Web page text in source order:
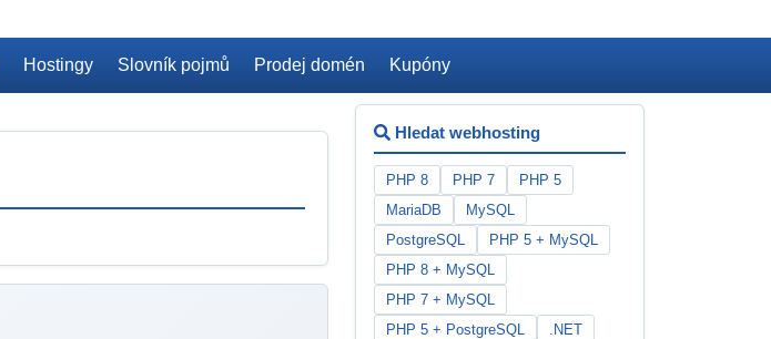
Hostingy Slovník pojmů Prodej domén Kupóny
Hledat webhosting
PHP 8 PHP 7
PHP 5
MariaDB
MySQL
PostgreSQL
PHP 5 + MySQL
PHP 8 + MySQL
PHP 7 + MySQL
PHP 5 + PostgreSQL
.NET